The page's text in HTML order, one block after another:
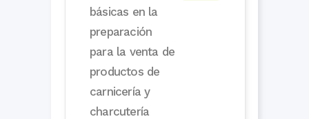
básicas en la
preparación
para la venta de
productos de
carnicería y
charcutería